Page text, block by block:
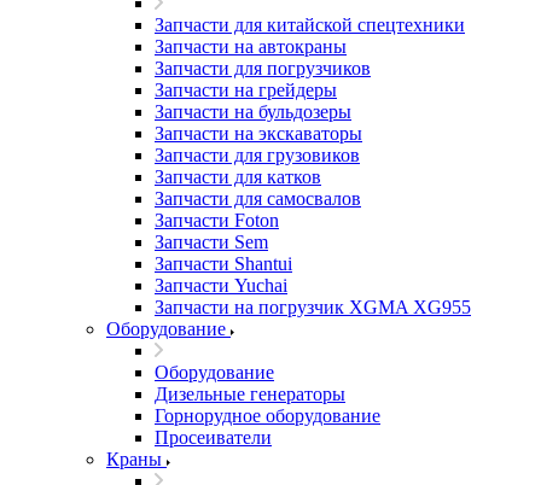
Запчасти для китайской спецтехники
Запчасти на автокраны
Запчасти для погрузчиков
Запчасти на грейдеры
Запчасти на бульдозеры
Запчасти на экскаваторы
Запчасти для грузовиков
Запчасти для катков
Запчасти для самосвалов
Запчасти Foton
Запчасти Sem
Запчасти Shantui
Запчасти Yuchai
Запчасти на погрузчик XGMA XG955
Оборудование
Оборудование
Дизельные генераторы
Горнорудное оборудование
Просеиватели
Краны